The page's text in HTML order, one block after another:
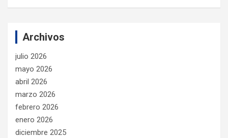
Archivos
julio 2026
mayo 2026
abril 2026
marzo 2026
febrero 2026
enero 2026
diciembre 2025